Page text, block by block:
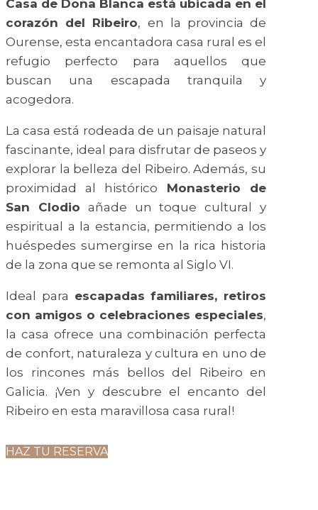
Casa de Doña Blanca está ubicada en el
corazón del Ribeiro, en la provincia de
Ourense, esta encantadora casa rural es el
refugio perfecto para aquellos que
buscan una escapada tranquila y
acogedora.
La casa está rodeada de un paisaje natural
fascinante, ideal para disfrutar de paseos y
explorar la belleza del Ribeiro. Además, su
proximidad al histórico Monasterio de
San Clodio añade un toque cultural y
espiritual a la estancia, permitiendo a los
huéspedes sumergirse en la rica historia
de la zona que se remonta al Siglo VI.
Ideal para escapadas familiares, retiros
con amigos o celebraciones especiales,
la casa ofrece una combinación perfecta
de confort, naturaleza y cultura en uno de
los rincones más bellos del Ribeiro en
Galicia. ¡Ven y descubre el encanto del
Ribeiro en esta maravillosa casa rural!
HAZ TU RESERVA